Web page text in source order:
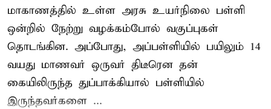
மாகாணத்தில் உள்ள அரசு உயர்நிலை பள்ளி
ஒன்றில் நேற்று வழக்கம்போல் வகுப்புகள்
தொடங்கின. அப்போது, அப்பள்ளியில் பயிலும் 14
வயது மாணவர் ஒருவர் திடீரென தன்
கையிலிருந்த துப்பாக்கியால் பள்ளியில்
இருந்தவர்களை ...